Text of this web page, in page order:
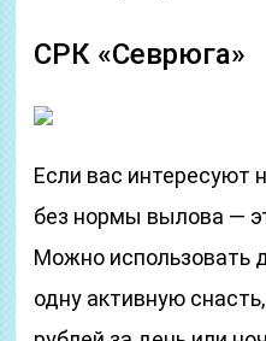
СРК «Севрюга»
Если вас интересуют
без нормы вылова —
Можно использовать
одну активную